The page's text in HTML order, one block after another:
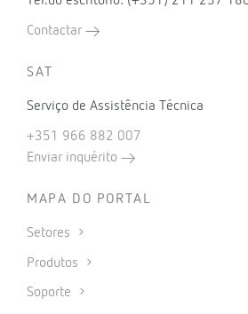
Contactar
SAT
Serviço de Assistência Técnica
+351 966 882 007
Enviar inquérito
MAPA DO PORTAL
Setores
Produtos
Soporte